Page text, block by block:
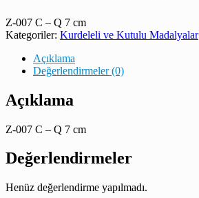
Z-007 C – Q 7 cm
Kategoriler: Kurdeleli ve Kutulu Madalyalar
Açıklama
Değerlendirmeler (0)
Açıklama
Z-007 C – Q 7 cm
Değerlendirmeler
Henüz değerlendirme yapılmadı.